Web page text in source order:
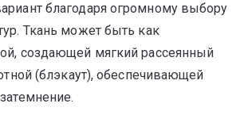
благодаря огромному выбору
Ткань может быть как
создающей мягкий рассеянный
(блэкаут), обеспечивающей